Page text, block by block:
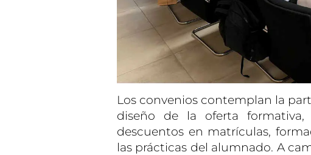
Los convenios contemplan la
diseño de la oferta
descuentos en matrículas,
las prácticas del alumnado. A